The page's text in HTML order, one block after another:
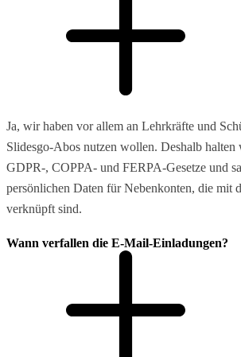
Ja, wir haben vor allem an Lehrkräfte und
Slidesgo-Abos nutzen wollen. Deshalb halten
GDPR-, COPPA- und FERPA-Gesetze und
persönlichen Daten für Nebenkonten, die mit
verknüpft sind.
Wann verfallen die E-Mail-Einladungen?